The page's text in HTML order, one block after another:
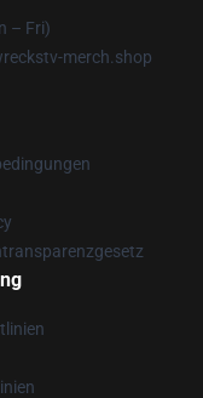
– Fri)
merch.shop